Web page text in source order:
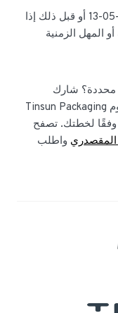
تاريخ المراجعة القادمة والمحفزات: 2026-05-13 أو قبل ذلك إذا
أو المهل الزمنية
محددة؟ شارك
رسوماتك وجدولك الزمني للإطلاق، وستقوم Tinsun Packaging
وفقًا لخطتك. تصفح
المقصدري واطلب